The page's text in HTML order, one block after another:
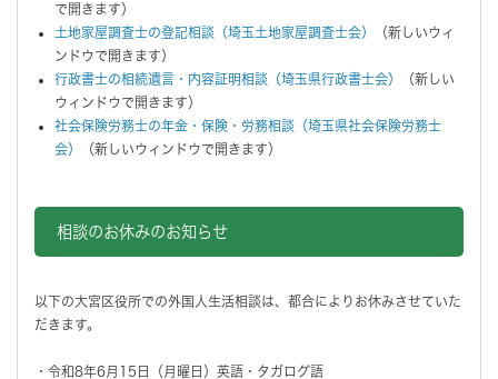
で開きます）
土地家屋調査士の登記相談（埼玉土地家屋調査士会）
（新しいウィ
ンドウで開きます）
行政書士の相続遺言・内容証明相談（埼玉県行政書士会）
（新しい
ウィンドウで開きます）
社会保険労務士の年金・保険・労務相談（埼玉県社会保険労務士
会）
（新しいウィンドウで開きます）
相談のお休みのお知らせ
以下の大宮区役所での外国人生活相談は、都合によりお休みさせていた
だきます。
・令和8年6月15日（月曜日）英語・タガログ語